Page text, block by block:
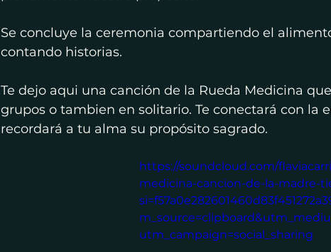
Se concluye la ceremonia compartiendo el
contando historias.
Te dejo aqui una canción de la Rueda Medicina
grupos o tambien en solitario. Te conectará con la
recordará a tu alma su propósito sagrado.
https://soundcloud.com/
medicina-cancion-de-la-madre-
utm_campaign=social_sharing